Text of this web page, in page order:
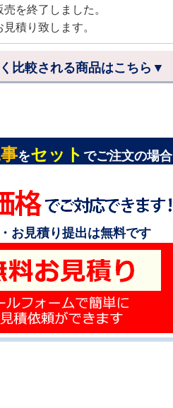
を終了しました。
積り致します。
比較される商品はこちら▼
をセット でご注文の場合
お見積り提出は無料です